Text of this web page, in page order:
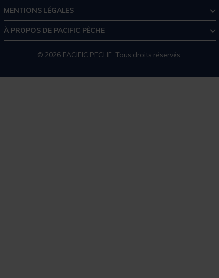
MENTIONS LÉGALES
À PROPOS DE PACIFIC PÊCHE
© 2026 PACIFIC PECHE. Tous droits réservés.